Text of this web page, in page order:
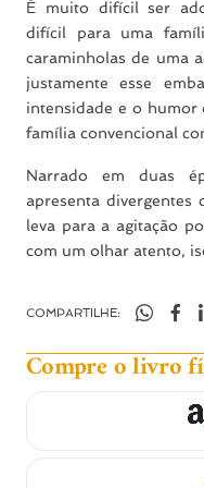
É muito difícil ser
difícil para uma
caraminholas de uma
justamente esse
intensidade e o humor
família convencional
Narrado em duas
apresenta divergentes
leva para a agitação
com um olhar atento,
COMPARTILHE:
Compre o livro